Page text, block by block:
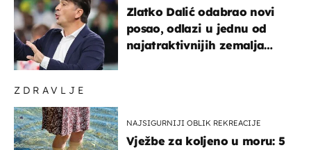
ZDRAVLJE
NAJSIGURNIJI OBLIK REKREACIJE
Vježbe za koljeno u moru: 5
Zlatko Dalić odabrao novi
posao, odlazi u jednu od
najatraktivnijih zemalja